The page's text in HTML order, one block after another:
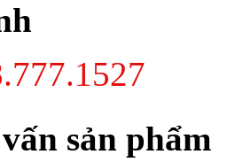
sản phẩm